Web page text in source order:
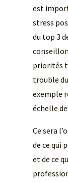
est
stress
du top 3
priorités
trouble
exemple
échelle
Ce sera
de ce qui
et de ce